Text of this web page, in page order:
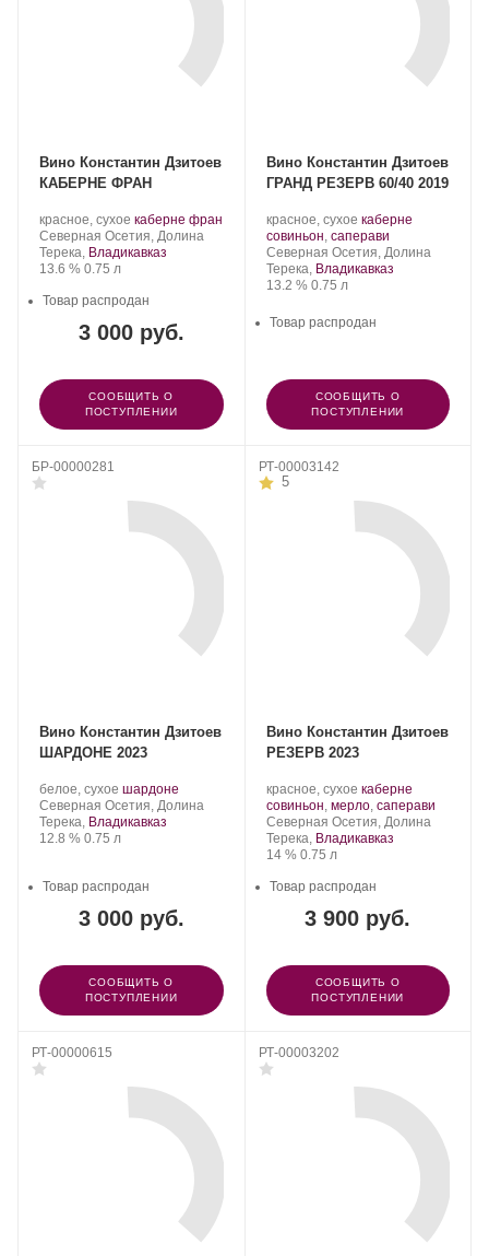
Вино Константин Дзитоев
КАБЕРНЕ ФРАН
Производитель:
Константин
Дзитоев.
красное, сухое .
Сорт
винограда:
каберне фран
Регион:
Северная Осетия, Долина
Терека, Владикавказ
Крепость
13.6 %. Объем
0.75 л
3 000 руб.
Товар распродан
СООБЩИТЬ О
ПОСТУПЛЕНИИ
Вино Константин Дзитоев
ГРАНД РЕЗЕРВ 60/40 2019
Производитель:
Константин
Дзитоев.
красное, сухое .
Сорт
винограда:
каберне
совиньон, саперави.
Регион:
Северная Осетия, Долина
Терека, Владикавказ
Крепость
13.2 %. Объем
0.75 л
Товар распродан
СООБЩИТЬ О
ПОСТУПЛЕНИИ
БР-00000281
Вино Константин Дзитоев
ШАРДОНЕ 2023
Производитель:
Константин
Дзитоев.
белое, сухое .
Сорт
винограда:
шардоне
Регион:
Северная Осетия, Долина
Терека, Владикавказ
Крепость
12.8 %. Объем
0.75 л
3 000 руб.
Товар распродан
СООБЩИТЬ О
ПОСТУПЛЕНИИ
РТ-00003142
5
Вино Константин Дзитоев
РЕЗЕРВ 2023
Производитель:
Константин
Дзитоев.
красное, сухое .
Сорт
винограда:
каберне
совиньон, мерло, саперави.
Регион:
Северная Осетия, Долина
Терека, Владикавказ
Крепость
14 %. Объем
0.75 л
3 900 руб.
Товар распродан
СООБЩИТЬ О
ПОСТУПЛЕНИИ
РТ-00000615 РТ-00003202